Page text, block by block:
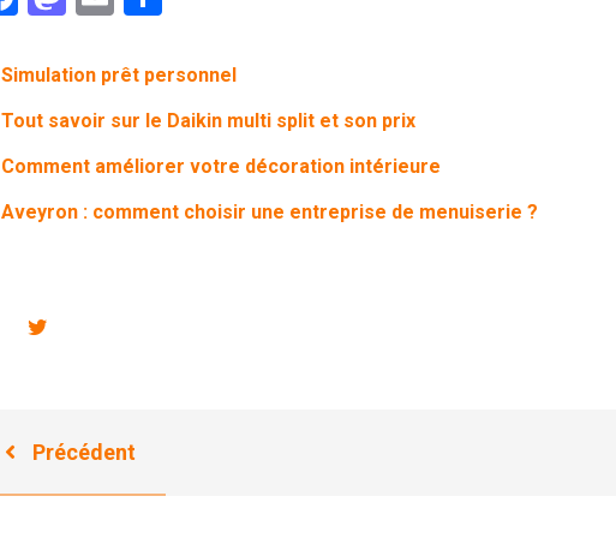
Simulation prêt personnel
Tout savoir sur le Daikin multi split et son prix
Comment améliorer votre décoration intérieure
Aveyron : comment choisir une entreprise de menuiserie ?
Précédent